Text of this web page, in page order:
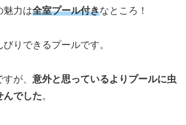
魅力は全室プール付きなところ！
りできるプールです。
が、 意外と思っているよりプールに虫
んでした。